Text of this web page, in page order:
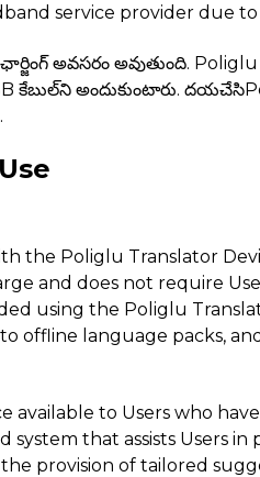
service provider due
ఛార్జింగ్ అవసరం అవుతుంది.
అందుకుంటారు.
the Poliglu Translator
and does not require
using the Poliglu
offline language packs,
available to Users who
that assists Users
provision of tailored